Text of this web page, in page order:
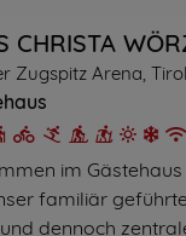
CHRISTA
Zugspitz Arena, Tirol
im
familiär
dennoch